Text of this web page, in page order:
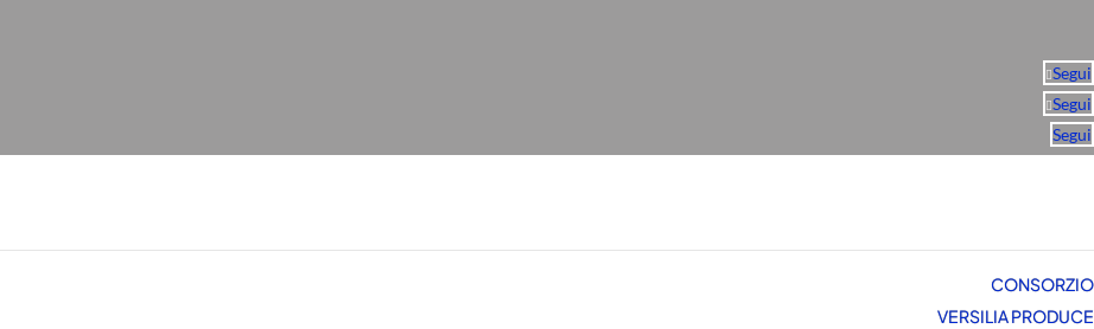
Segui
Segui
Segui
CONSORZIO
VERSILIA PRODUCE